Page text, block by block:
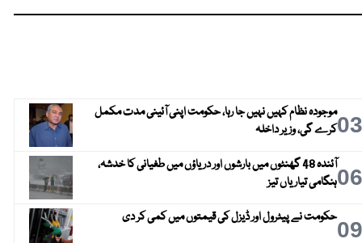
03موجودہ نظام کہیں نہیں جا رہا، حکومت اپنی آئینی مدت مکمل
کرے گی، وزیر داخلہ
06
آئندہ 48 گھنٹوں میں بارشوں اور دریاؤں میں طغیانی کا خدشہ،
ہنگامی تیاریاں تیز
09حکومت نے پیٹرول اور ڈیزل کی قیمتوں میں کمی کر دی